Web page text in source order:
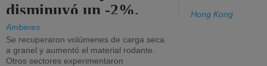
disminuyó un -2%.
Amberes
Se recuperaron volúmenes de carga seca
a granel y aumentó el material rodante.
Otros sectores experimentaron
Hong Kong